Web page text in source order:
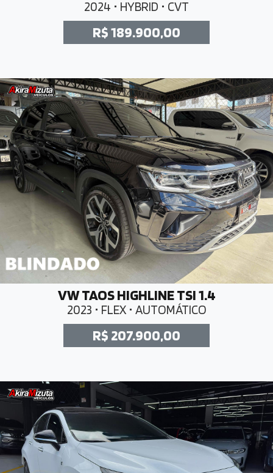
2024 • HYBRID • CVT
R$ 189.900,00
VW TAOS HIGHLINE TSI 1.4
2023 • FLEX • AUTOMÁTICO
R$ 207.900,00